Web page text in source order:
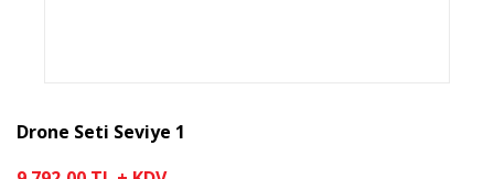
Drone Seti Seviye 1